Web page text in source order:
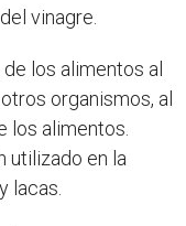
vinagre.
los alimentos al
organismos, al
los alimentos.
utilizado en la
lacas.